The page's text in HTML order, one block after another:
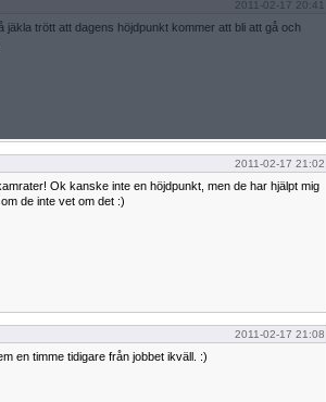
2011-02-17 20:41
jäkla trött att dagens höjdpunkt kommer att bli att gå och
2011-02-17 21:02
Ok kanske inte en höjdpunkt, men de har hjälpt mig
de inte vet om det :)
2011-02-17 21:08
en timme tidigare från jobbet ikväll. :)